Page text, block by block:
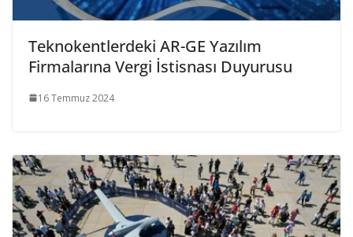
Teknokentlerdeki AR-GE Yazılım
Firmalarına Vergi İstisnası Duyurusu
16 Temmuz 2024